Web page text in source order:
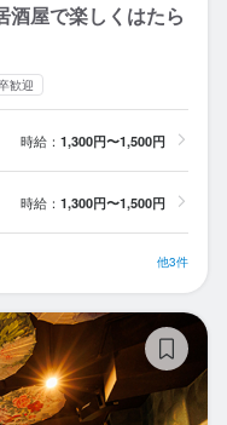
酒屋で楽しくはたら
歓迎
時給： 1,300円〜1,500円
時給： 1,300円〜1,500円
他3件